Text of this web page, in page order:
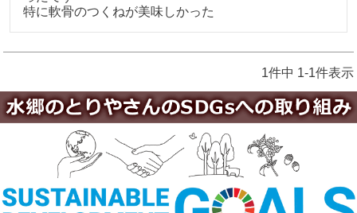
特に軟骨のつくねが美味しかった
1件中 1-1件表示